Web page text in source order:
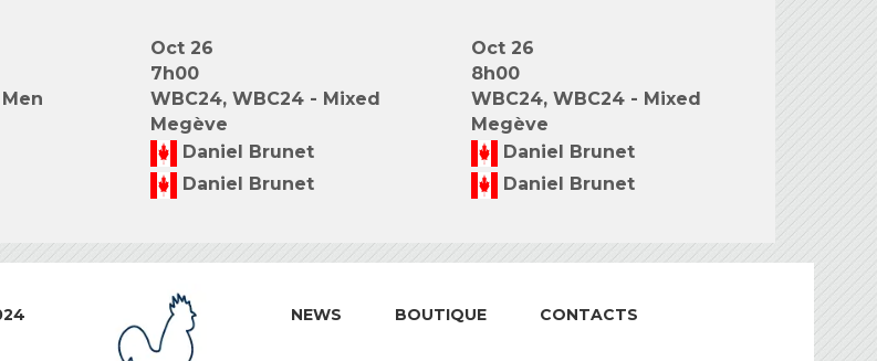
Oct 26
7h00
WBC24, WBC24 - Mixed
Megève
Daniel Brunet
Daniel Brunet
Oct 26
8h00
WBC24, WBC24 - Mixed
Megève
Daniel Brunet
Daniel Brunet
NEWS BOUTIQUE CONTACTS